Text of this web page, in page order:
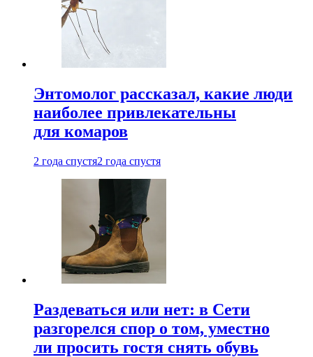
Энтомолог рассказал, какие люди
наиболее привлекательны
для комаров
2 года спустя2 года спустя
Раздеваться или нет: в Сети
разгорелся спор о том, уместно
ли просить гостя снять обувь